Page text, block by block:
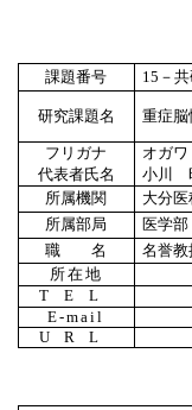
課題番号 15 －
研究課題名 重症
フリガナ
代表者氏名
オガ
小川
所属機関
大分
所属部局
医学部
職 名
名誉教
所在地
TEL
E-mail
URL